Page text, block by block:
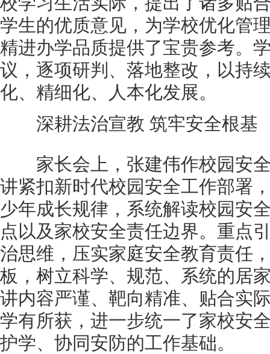
学生的优质意见，为学校优化管
精进办学品质提供了宝贵参考。
议，逐项研判、落地整改，以持
化、精细化、人本化发展。
深耕法治宣教 筑牢安全根基
家长会上，张建伟作校园安全
讲紧扣新时代校园安全工作部署
少年成长规律，系统解读校园安
点以及家校安全责任边界。重点
治思维，压实家庭安全教育责任
板，树立科学、规范、系统的居
讲内容严谨、靶向精准、贴合实
学有所获，进一步统一了家校安
护学、协同安防的工作基础。